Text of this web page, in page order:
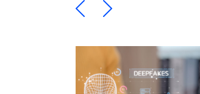
Ein Element
Ein Element